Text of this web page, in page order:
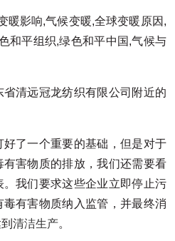
清远冠龙纺织有限公司附近的
好了一个重要的基础，但是对于
害物质的排放，我们还需要看
我们要求这些企业立即停止污
有害物质纳入监管，并最终消
清洁生产。